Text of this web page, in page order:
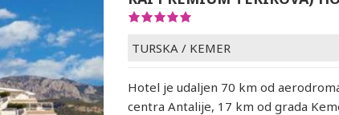
TURSKA / KEMER
Hotel je udaljen 70 km od
centra Antalije, 17 km od grada